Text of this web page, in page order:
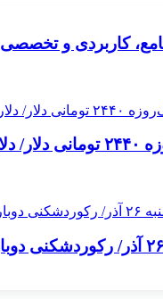
کاربردی و تخصصی
شد